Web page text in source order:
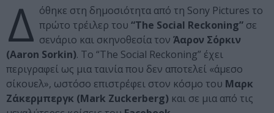
Δ όθηκε στη δημοσιότητα από τη Sony Pictures το
πρώτο τρέιλερ του “The Social Reckoning” σε
σενάριο και σκηνοθεσία τον Άαρον Σόρκιν
(Aaron Sorkin). Το “The Social Reckoning” έχει
περιγραφεί ως μια ταινία που δεν αποτελεί «άμεσο
σίκουελ», ωστόσο επιστρέφει στον κόσμο του Μαρκ
Ζάκερμπεργκ (Mark Zuckerberg) και σε μια από τις